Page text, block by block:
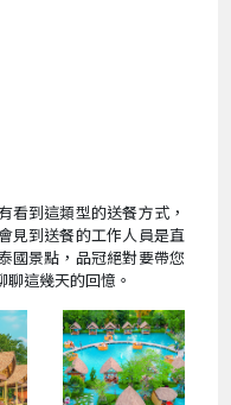
看到這類型的送餐方式，
見到送餐的工作人員是直
國景點，品冠絕對要帶您
這幾天的回憶。